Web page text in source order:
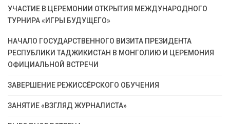
УЧАСТИЕ В ЦЕРЕМОНИИ ОТКРЫТИЯ МЕЖДУНАРОДНОГО
ТУРНИРА «ИГРЫ БУДУЩЕГО»
НАЧАЛО ГОСУДАРСТВЕННОГО ВИЗИТА ПРЕЗИДЕНТА
РЕСПУБЛИКИ ТАДЖИКИСТАН В МОНГОЛИЮ И ЦЕРЕМОНИЯ
ОФИЦИАЛЬНОЙ ВСТРЕЧИ
ЗАВЕРШЕНИЕ РЕЖИССЁРСКОГО ОБУЧЕНИЯ
ЗАНЯТИЕ «ВЗГЛЯД ЖУРНАЛИСТА»